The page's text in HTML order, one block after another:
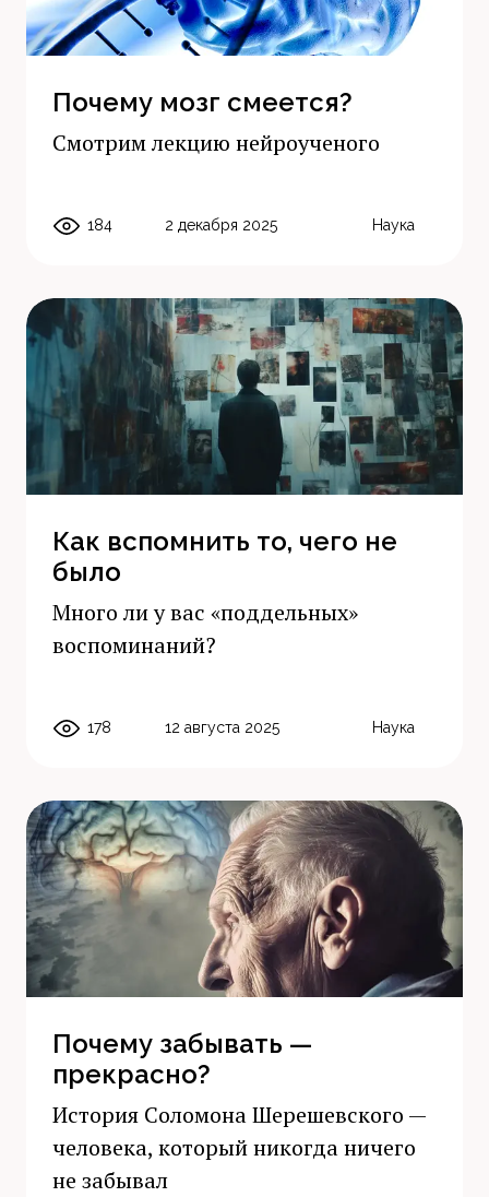
Почему мозг смеется?
Смотрим лекцию нейроученого
184 2 декабря 2025 Наука
Как вспомнить то, чего не
было
Много ли у вас «поддельных»
воспоминаний?
178 12 августа 2025 Наука
Почему забывать —
прекрасно?
История Соломона Шерешевского —
человека, который никогда ничего
не забывал